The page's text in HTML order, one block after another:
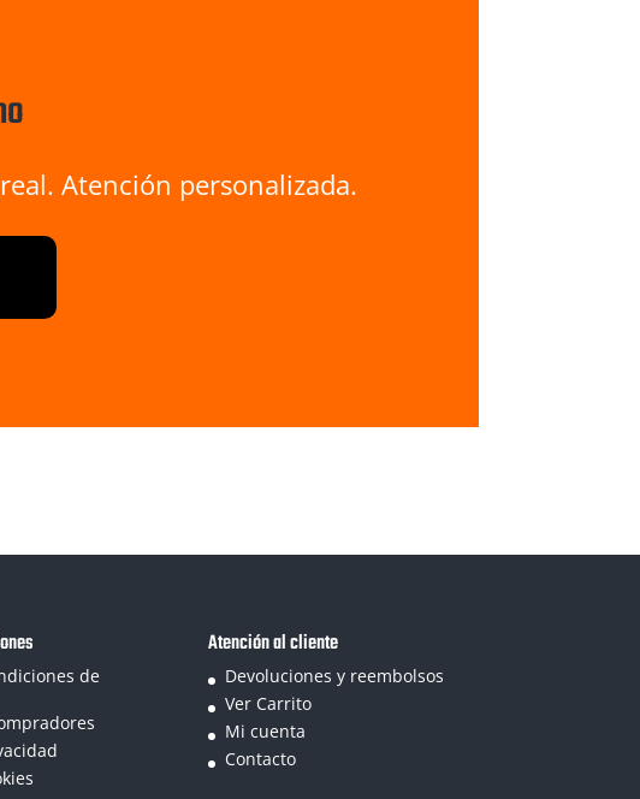
Atención personalizada.
de
Atención al cliente
Devoluciones y reembolsos
Ver Carrito
Mi cuenta
Contacto